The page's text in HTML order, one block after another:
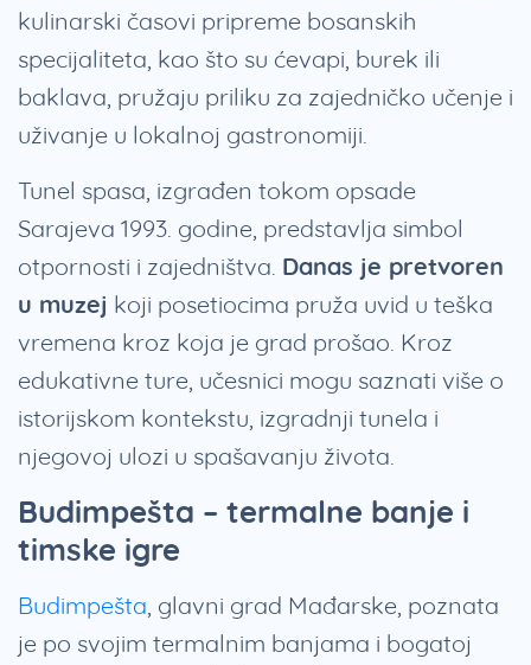
kulinarski časovi pripreme bosanskih
specijaliteta, kao što su ćevapi, burek ili
baklava, pružaju priliku za zajedničko učenje i
uživanje u lokalnoj gastronomiji.
Tunel spasa, izgrađen tokom opsade
Sarajeva 1993. godine, predstavlja simbol
otpornosti i zajedništva. Danas je pretvoren
u muzej koji posetiocima pruža uvid u teška
vremena kroz koja je grad prošao. Kroz
edukativne ture, učesnici mogu saznati više o
istorijskom kontekstu, izgradnji tunela i
njegovoj ulozi u spašavanju života.
Budimpešta – termalne banje i
timske igre
Budimpešta, glavni grad Mađarske, poznata
je po svojim termalnim banjama i bogatoj